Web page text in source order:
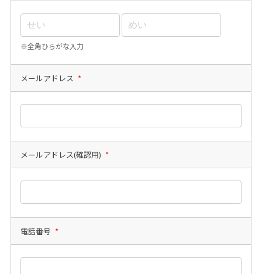
※全角ひらがな入力
メールアドレス *
メールアドレス(確認用) *
電話番号 *